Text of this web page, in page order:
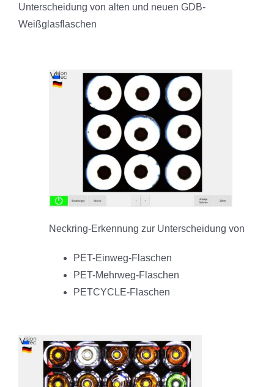
Unterscheidung von alten und neuen GDB-
Weißglasflaschen
Neckring-Erkennung zur Unterscheidung von
PET-Einweg-Flaschen
PET-Mehrweg-Flaschen
PETCYCLE-Flaschen